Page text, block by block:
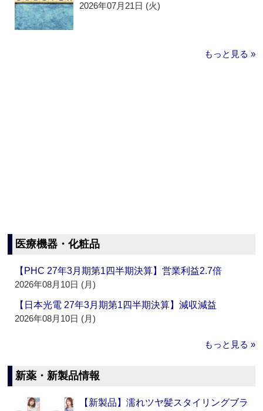
2026年07月21日 (火)
もっと見る »
医療機器・化粧品
【PHC 27年3月期第1四半期決算】営業利益2.7倍
2026年08月10日 (月)
【日本光電 27年3月期第1四半期決算】減収減益
2026年08月10日 (月)
もっと見る »
新薬・新製品情報
【新製品】濡れツヤ髪スタイリングブラ